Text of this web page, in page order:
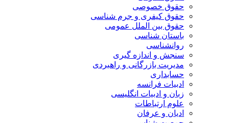
حقوق خصوصی
حقوق کیفری و جرم شناسی
حقوق بین الملل عمومی
باستان شناسی
روانشناسی
سنجش و اندازه گیری
مدیریت بازرگانی و راهبردی
حسابداری
ادبیات فرانسه
زبان و ادبیات انگلیسی
علوم ارتباطات
ادیان و عرفان